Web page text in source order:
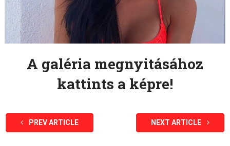
A galéria megnyitásához
kattints a képre!
PREV ARTICLE NEXT ARTICLE